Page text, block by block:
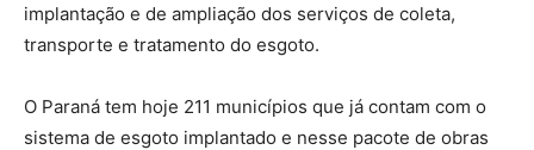
implantação e de ampliação dos serviços de coleta,
transporte e tratamento do esgoto.
O Paraná tem hoje 211 municípios que já contam com o
sistema de esgoto implantado e nesse pacote de obras